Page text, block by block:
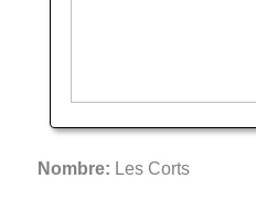
Nombre: Les Corts